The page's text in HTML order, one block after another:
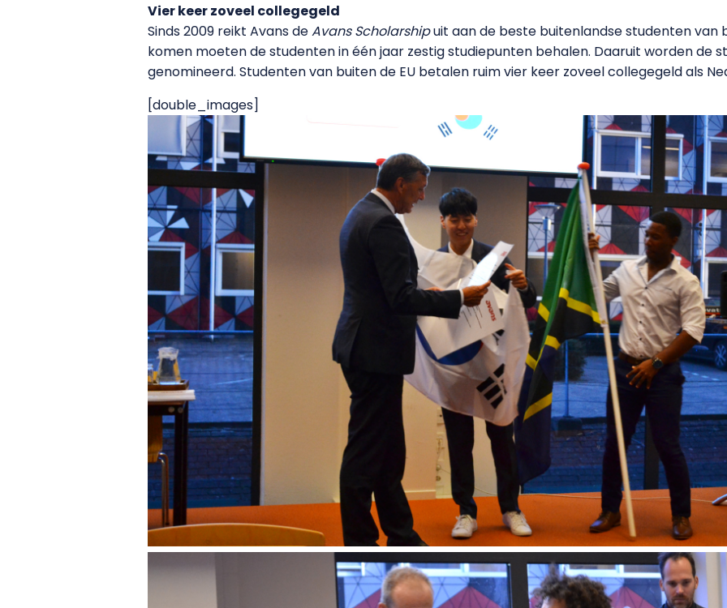
Vier keer zoveel collegegeld
Sinds 2009 reikt Avans deAvans Scholarshipuit aan de beste buitenlandse studenten van
komen moeten de studenten in één jaar zestig studiepunten behalen. Daaruit worden de
genomineerd. Studenten van buiten de EU betalen ruim vier keer zoveel collegegeld als
[double_images]